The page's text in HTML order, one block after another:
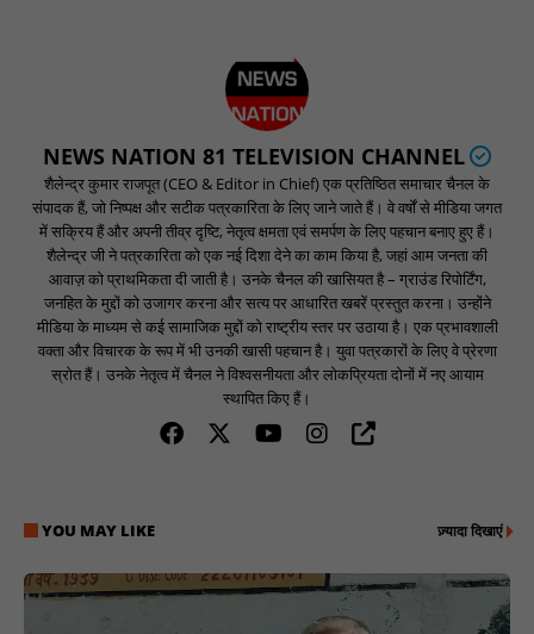
NEWS NATION 81 TELEVISION CHANNEL
शैलेन्द्र कुमार राजपूत (CEO & Editor in Chief) एक प्रतिष्ठित समाचार चैनल के
संपादक हैं, जो निष्पक्ष और सटीक पत्रकारिता के लिए जाने जाते हैं। वे वर्षों से मीडिया जगत
में सक्रिय हैं और अपनी तीव्र दृष्टि, नेतृत्व क्षमता एवं समर्पण के लिए पहचान बनाए हुए हैं।
शैलेन्द्र जी ने पत्रकारिता को एक नई दिशा देने का काम किया है, जहां आम जनता की
आवाज़ को प्राथमिकता दी जाती है। उनके चैनल की खासियत है – ग्राउंड रिपोर्टिंग,
जनहित के मुद्दों को उजागर करना और सत्य पर आधारित खबरें प्रस्तुत करना। उन्होंने
मीडिया के माध्यम से कई सामाजिक मुद्दों को राष्ट्रीय स्तर पर उठाया है। एक प्रभावशाली
वक्ता और विचारक के रूप में भी उनकी खासी पहचान है। युवा पत्रकारों के लिए वे प्रेरणा
स्रोत हैं। उनके नेतृत्व में चैनल ने विश्वसनीयता और लोकप्रियता दोनों में नए आयाम
स्थापित किए हैं।
YOU MAY LIKE ज़्यादा दिखाएं